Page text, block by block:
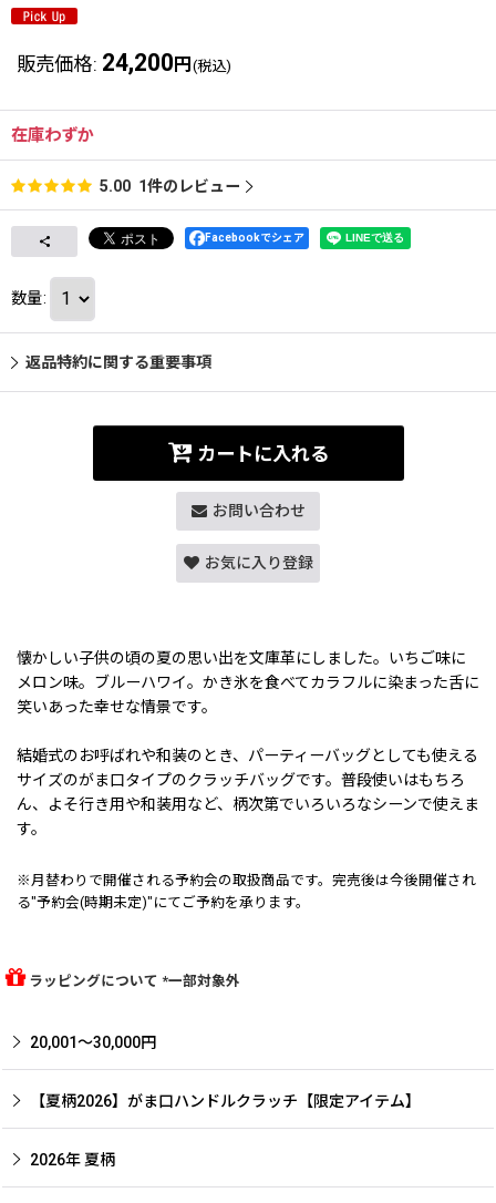
販売価格: 24,200 円 (税込)
在庫わずか
5.00 1件のレビュー
Facebookでシェア
数量:
返品特約に関する重要事項
カートに入れる
お問い合わせ
お気に入り登録
懐かしい子供の頃の夏の思い出を文庫革にしました。いちご味に
メロン味。ブルーハワイ。かき氷を食べてカラフルに染まった舌に
笑いあった幸せな情景です。
結婚式のお呼ばれや和装のとき、パーティーバッグとしても使える
サイズのがま口タイプのクラッチバッグです。普段使いはもちろ
ん、よそ行き用や和装用など、柄次第でいろいろなシーンで使えま
す。
※月替わりで開催される予約会の取扱商品です。完売後は今後開催され
る"予約会(時期未定)"にてご予約を承ります。
ラッピングについて *一部対象外
20,001〜30,000円
【夏柄2026】がま口ハンドルクラッチ【限定アイテム】
2026年 夏柄